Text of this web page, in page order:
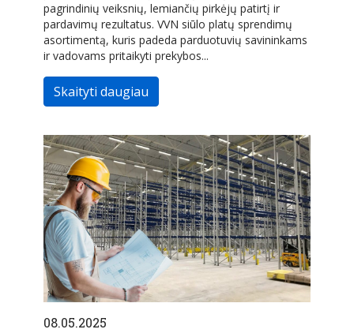
pagrindinių veiksnių, lemiančių pirkėjų patirtį ir
pardavimų rezultatus. VVN siūlo platų sprendimų
asortimentą, kuris padeda parduotuvių savininkams
ir vadovams pritaikyti prekybos...
Skaityti daugiau
08.05.2025